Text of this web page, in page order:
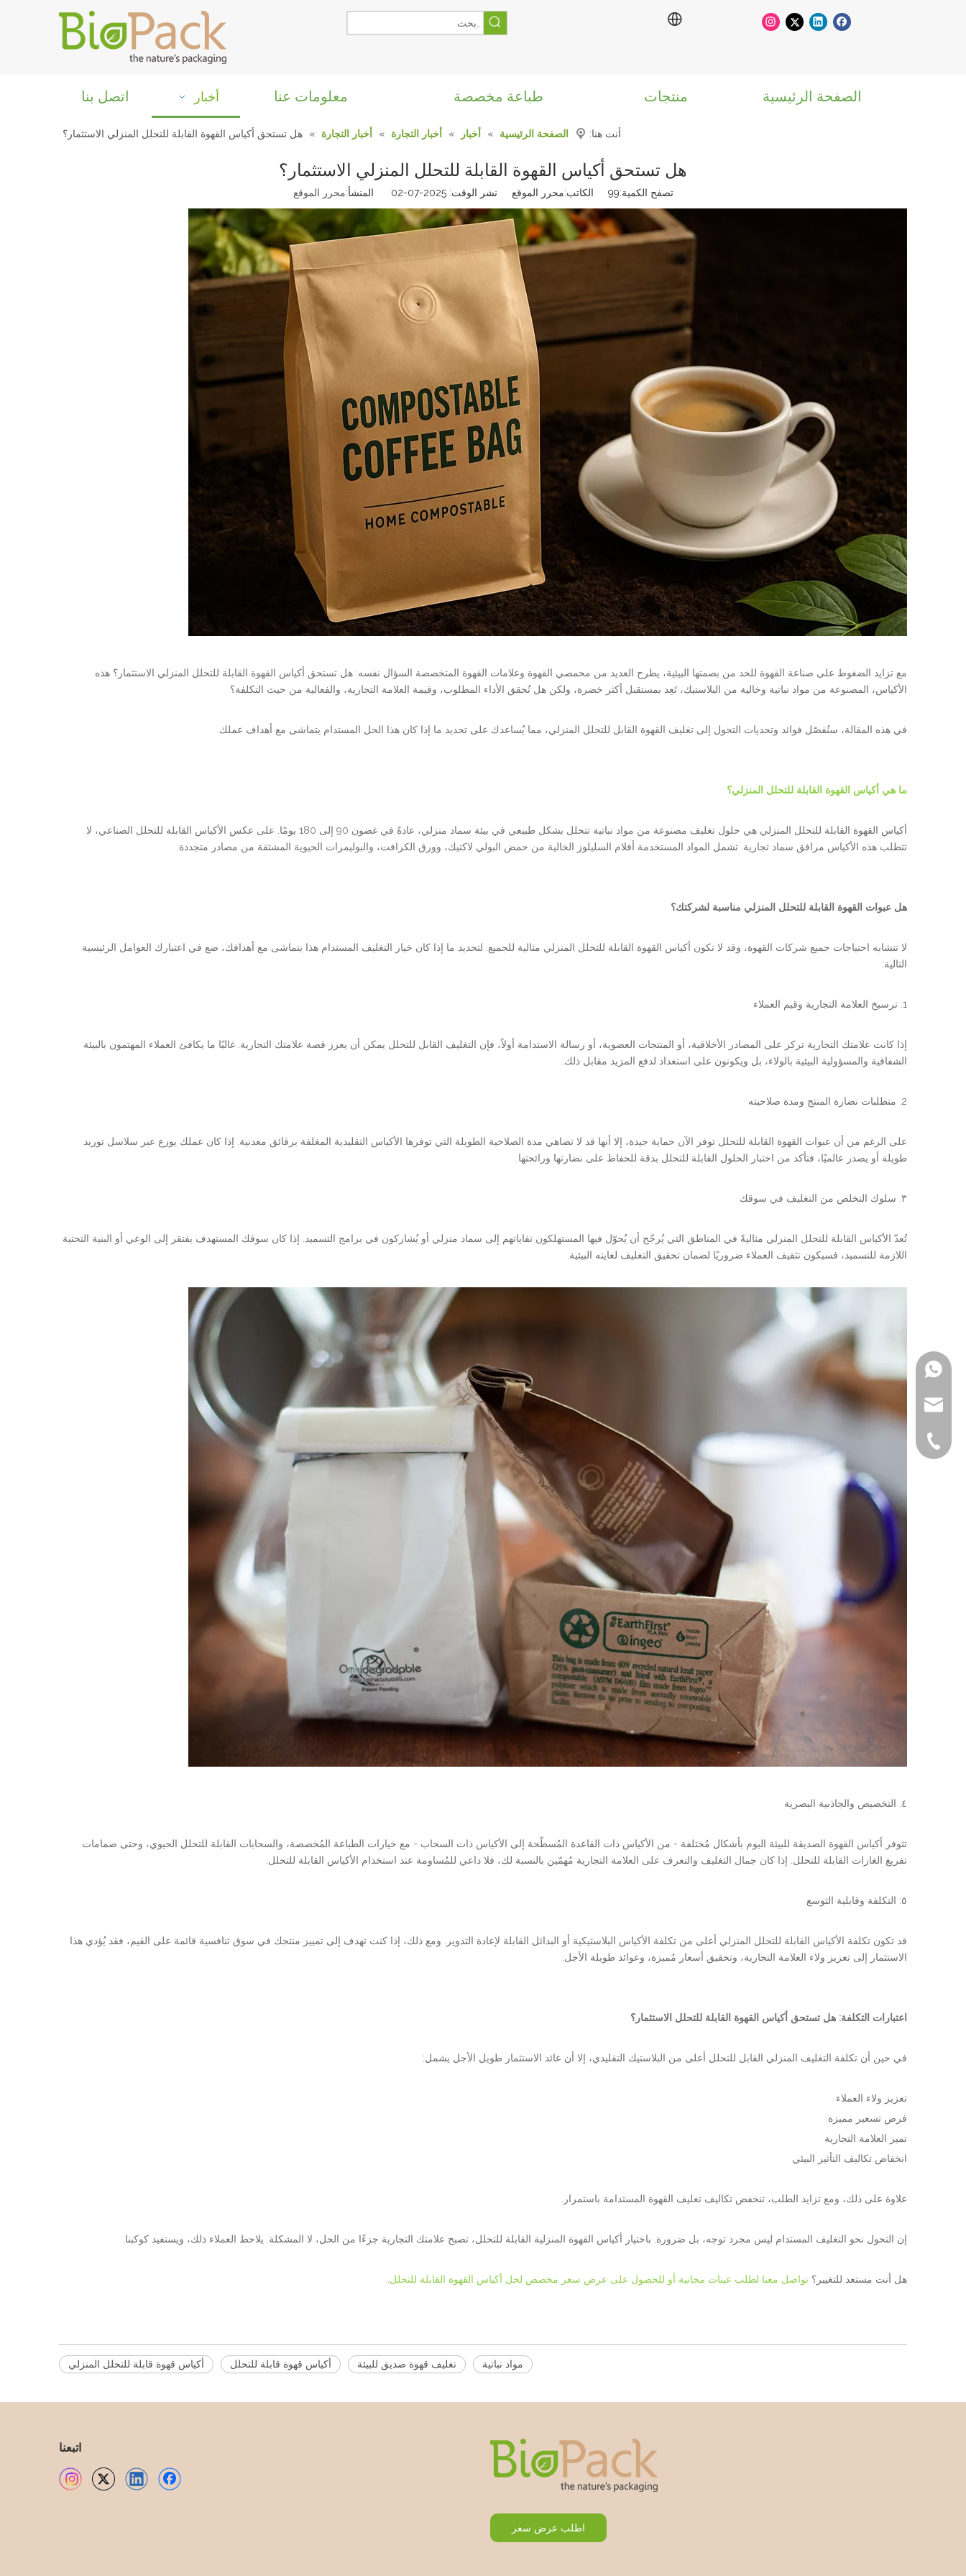
الصفحة الرئيسية منتجات طباعة مخصصة معلومات عنا أخبار اتصل بنا
أنت هنا: الصفحة الرئيسية » أخبار » أخبار التجارة » أخبار التجارة » هل تستحق أكياس القهوة القابلة للتحلل المنزلي الاستثمار؟
هل تستحق أكياس القهوة القابلة للتحلل المنزلي الاستثمار؟
تصفح الكمية:99 الكاتب:محرر الموقع نشر الوقت: 2025-07-02 المنشأ: محرر الموقع
مع تزايد الضغوط على صناعة القهوة للحد من بصمتها البيئية، يطرح العديد من محمصي القهوة وعلامات القهوة المتخصصة السؤال نفسه: هل تستحق أكياس القهوة القابلة للتحلل المنزلي الاستثمار؟ هذه
الأكياس، المصنوعة من مواد نباتية وخالية من البلاستيك، تَعِد بمستقبل أكثر خضرة، ولكن هل تُحقق الأداء المطلوب، وقيمة العلامة التجارية، والفعالية من حيث التكلفة؟
في هذه المقالة، سنُفصّل فوائد وتحديات التحول إلى تغليف القهوة القابل للتحلل المنزلي، مما يُساعدك على تحديد ما إذا كان هذا الحل المستدام يتماشى مع أهداف عملك.
ما هي أكياس القهوة القابلة للتحلل المنزلي؟
أكياس القهوة القابلة للتحلل المنزلي هي حلول تغليف مصنوعة من مواد نباتية تتحلل بشكل طبيعي في بيئة سماد منزلي، عادةً في غضون 90 إلى 180 يومًا. على عكس الأكياس القابلة للتحلل الصناعي، لا
تتطلب هذه الأكياس مرافق سماد تجارية. تشمل المواد المستخدمة أفلام السليلوز الخالية من حمض البولي لاكتيك، وورق الكرافت، والبوليمرات الحيوية المشتقة من مصادر متجددة.
هل عبوات القهوة القابلة للتحلل المنزلي مناسبة لشركتك؟
لا تتشابه احتياجات جميع شركات القهوة، وقد لا تكون أكياس القهوة القابلة للتحلل المنزلي مثالية للجميع. لتحديد ما إذا كان خيار التغليف المستدام هذا يتماشى مع أهدافك، ضع في اعتبارك العوامل الرئيسية
التالية:
1. ترسيخ العلامة التجارية وقيم العملاء
إذا كانت علامتك التجارية تركز على المصادر الأخلاقية، أو المنتجات العضوية، أو رسالة الاستدامة أولاً، فإن التغليف القابل للتحلل يمكن أن يعزز قصة علامتك التجارية. غالبًا ما يكافئ العملاء المهتمون بالبيئة
الشفافية والمسؤولية البيئية بالولاء، بل ويكونون على استعداد لدفع المزيد مقابل ذلك.
2. متطلبات نضارة المنتج ومدة صلاحيته
على الرغم من أن عبوات القهوة القابلة للتحلل توفر الآن حماية جيدة، إلا أنها قد لا تضاهي مدة الصلاحية الطويلة التي توفرها الأكياس التقليدية المغلفة برقائق معدنية. إذا كان عملك يوزع عبر سلاسل توريد
طويلة أو يصدر عالميًا، فتأكد من اختبار الحلول القابلة للتحلل بدقة للحفاظ على نضارتها ورائحتها.
٣. سلوك التخلص من التغليف في سوقك
تُعدّ الأكياس القابلة للتحلل المنزلي مثاليةً في المناطق التي يُرجّح أن يُحوّل فيها المستهلكون نفاياتهم إلى سماد منزلي أو يُشاركون في برامج التسميد. إذا كان سوقك المستهدف يفتقر إلى الوعي أو البنية التحتية
اللازمة للتسميد، فسيكون تثقيف العملاء ضروريًا لضمان تحقيق التغليف لغايته البيئية.
٤. التخصيص والجاذبية البصرية
تتوفر أكياس القهوة الصديقة للبيئة اليوم بأشكال مُختلفة - من الأكياس ذات القاعدة المُسطّحة إلى الأكياس ذات السحاب - مع خيارات الطباعة المُخصصة، والسحابات القابلة للتحلل الحيوي، وحتى صمامات
تفريغ الغازات القابلة للتحلل. إذا كان جمال التغليف والتعرف على العلامة التجارية مُهمّين بالنسبة لك، فلا داعي للمُساومة عند استخدام الأكياس القابلة للتحلل.
٥. التكلفة وقابلية التوسع
قد تكون تكلفة الأكياس القابلة للتحلل المنزلي أعلى من تكلفة الأكياس البلاستيكية أو البدائل القابلة لإعادة التدوير. ومع ذلك، إذا كنت تهدف إلى تمييز منتجك في سوق تنافسية قائمة على القيم، فقد يُؤدي هذا
الاستثمار إلى تعزيز ولاء العلامة التجارية، وتحقيق أسعار مُميزة، وعوائد طويلة الأجل.
اعتبارات التكلفة: هل تستحق أكياس القهوة القابلة للتحلل الاستثمار؟
في حين أن تكلفة التغليف المنزلي القابل للتحلل أعلى من البلاستيك التقليدي، إلا أن عائد الاستثمار طويل الأجل يشمل:
تعزيز ولاء العملاء
فرص تسعير مميزة
تميز العلامة التجارية
انخفاض تكاليف التأثير البيئي
علاوة على ذلك، ومع تزايد الطلب، تنخفض تكاليف تغليف القهوة المستدامة باستمرار.
إن التحول نحو التغليف المستدام ليس مجرد توجه، بل ضرورة. باختيار أكياس القهوة المنزلية القابلة للتحلل، تصبح علامتك التجارية جزءًا من الحل، لا المشكلة. يلاحظ العملاء ذلك، ويستفيد كوكبنا.
هل أنت مستعد للتغيير؟ تواصل معنا لطلب عينات مجانية أو للحصول على عرض سعر مخصص لحل أكياس القهوة القابلة للتحلل
أكياس قهوة قابلة للتحلل المنزلي أكياس قهوة قابلة للتحلل تغليف قهوة صديق للبيئة مواد نباتية
اطلب عرض سعر
اتبعنا
WhatsApp
بريد الالكتروني